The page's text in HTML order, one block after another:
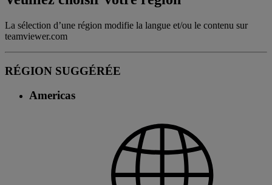
La sélection d’une région modifie la langue et/ou le contenu sur
teamviewer.com
RÉGION SUGGÉRÉE
Americas